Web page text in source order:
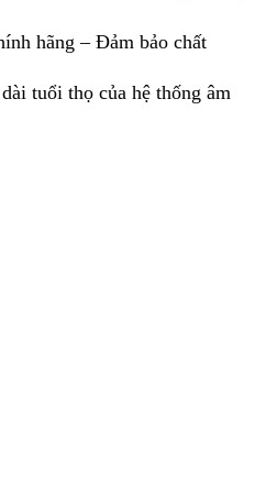
hãng – Đảm bảo chất
tuổi thọ của hệ thống âm